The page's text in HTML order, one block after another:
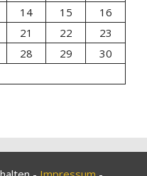
14 15
16
21 22
23
28 29
30